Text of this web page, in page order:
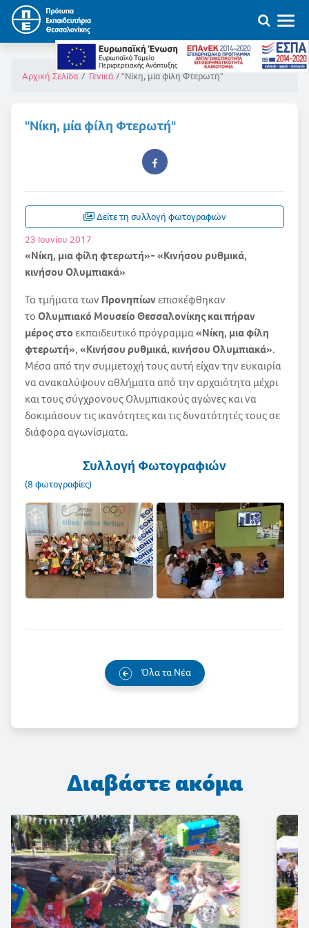
Αρχική Σελίδα Γενικά "Νίκη, μία φίλη Φτερωτή"
"Νίκη, μία φίλη Φτερωτή"
Δείτε τη συλλογή φωτογραφιών
23 Ιουνίου 2017
«Νίκη, μια φίλη φτερωτή»- «Κινήσου ρυθμικά,
κινήσου Ολυμπιακά»
Τα τμήματα τωνΠρονηπίωνεπισκέφθηκαν
τοΟλυμπιακό Μουσείο Θεσσαλονίκης και πήραν
μέρος στοεκπαιδευτικό πρόγραμμα«Νίκη, μια φίλη
φτερωτή»,«Κινήσου ρυθμικά, κινήσου Ολυμπιακά».
Μέσα από την συμμετοχή τους αυτή είχαν την ευκαιρία
να ανακαλύψουν αθλήματα από την αρχαιότητα μέχρι
και τους σύγχρονους Ολυμπιακούς αγώνες και να
δοκιμάσουν τις ικανότητες και τις δυνατότητές τους σε
διάφορα αγωνίσματα.
Συλλογή Φωτογραφιών
(8 φωτογραφίες)
Όλα τα Νέα
Διαβάστε ακόμα